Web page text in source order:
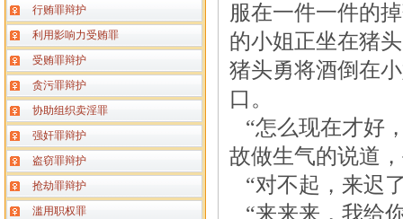
行贿罪辩护
利用影响力受贿罪
受贿罪辩护
贪污罪辩护
协助组织卖淫罪
强奸罪辩护
盗窃罪辩护
抢劫罪辩护
滥用职权罪
服在一件一件的
的小姐正坐在猪
猪头勇将酒倒在
口。
“怎么现在才好
故做生气的说道
“对不起，来迟
“来来来，我给